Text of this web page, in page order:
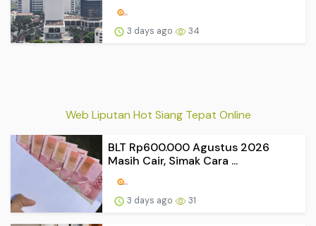
3 days ago 34
Web Liputan Hot Siang Tepat Online
BLT Rp600.000 Agustus 2026
Masih Cair, Simak Cara ...
3 days ago 31